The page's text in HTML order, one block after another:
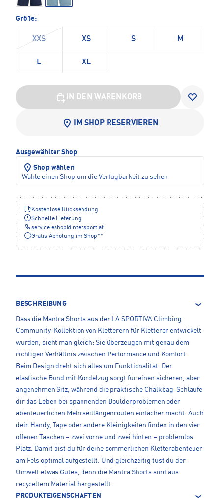
Größe:
XXS XS S M
L XL
IN DEN WARENKORB
IM SHOP RESERVIEREN
Ausgewählter Shop
Shop wählen
Wähle einen Shop um die Verfügbarkeit zu sehen
Kostenlose Rücksendung
Schnelle Lieferung
service.eshop@intersport.at
Gratis Abholung im Shop**
BESCHREIBUNG
Dass die Mantra Shorts aus der LA SPORTIVA Climbing
Community-Kollektion von Kletterern für Kletterer entwickelt
wurden, sieht man gleich: Sie überzeugen mit genau dem
richtigen Verhältnis zwischen Performance und Komfort.
Beim Design dreht sich alles um Funktionalität. Der
elastische Bund mit Kordelzug sorgt für einen sicheren, aber
angenehmen Sitz, während die praktische Chalkbag-Schlaufe
dir das Leben bei spannenden Boulderproblemen oder
abenteuerlichen Mehrseillängenrouten einfacher macht. Auch
dein Handy, Tape oder andere Kleinigkeiten finden in den vier
offenen Taschen – zwei vorne und zwei hinten – problemlos
Platz. Damit bist du für deine sommerlichen Kletterabenteuer
am Fels optimal aufgestellt. Und gleichzeitig tust du der
Umwelt etwas Gutes, denn die Mantra Shorts sind aus
recyceltem Material hergestellt.
PRODUKTEIGENSCHAFTEN